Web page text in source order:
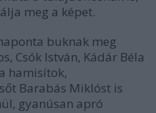
meg a képet.
buknak meg
Csók István, Kádár Béla
hamisítok,
Barabás Miklóst is
gyanúsan apró